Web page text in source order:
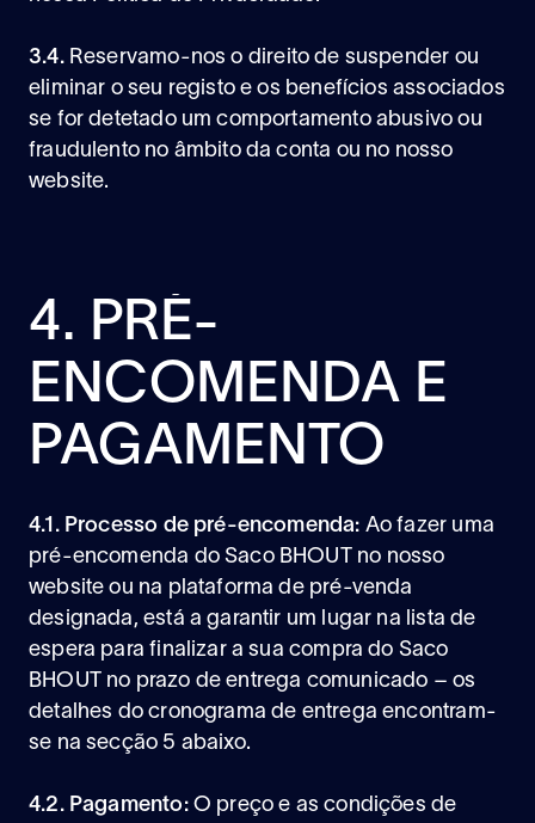
3.4.Reservamo-nos o direito de suspender ou
eliminar o seu registo e os benefícios associados
se for detetado um comportamento abusivo ou
fraudulento no âmbito da conta ou no nosso
website.
4. PRÉ-
ENCOMENDA E
PAGAMENTO
4.1. Processo de pré-encomenda: Ao fazer uma
pré-encomenda do Saco BHOUT no nosso
website ou na plataforma de pré-venda
designada, está a garantir um lugar na lista de
espera para finalizar a sua compra do Saco
BHOUT no prazo de entrega comunicado – os
detalhes do cronograma de entrega encontram-
se na secção 5 abaixo.
4.2. Pagamento:O preço e as condições de